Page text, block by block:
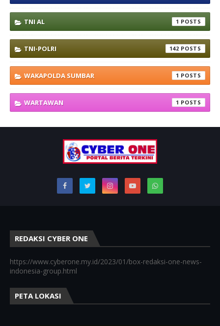
TNI AL 1
TNI-POLRI 142
WAKAPOLDA SUMBAR 1
WARTAWAN 1
REDAKSI CYBER ONE
https://www.cyberone.my.id/2023/01/box-redaksi-one-news-
indonesia-group.html
PETA LOKASI